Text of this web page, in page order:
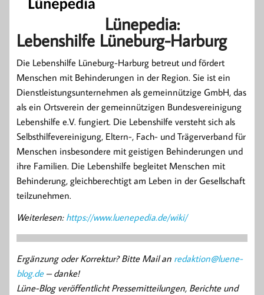
Lünepedia:
Lebenshilfe Lüneburg-Harburg
Die Lebenshilfe Lüneburg-Harburg betreut und fördert
Menschen mit Behinderungen in der Region. Sie ist ein
Dienstleistungsunternehmen als gemeinnützige GmbH, das
als ein Ortsverein der gemeinnützigen Bundesvereinigung
Lebenshilfe e.V. fungiert. Die Lebenshilfe versteht sich als
Selbsthilfevereinigung, Eltern-, Fach- und Trägerverband für
Menschen insbesondere mit geistigen Behinderungen und
ihre Familien. Die Lebenshilfe begleitet Menschen mit
Behinderung, gleichberechtigt am Leben in der Gesellschaft
teilzunehmen.
Weiterlesen: https://www.luenepedia.de/wiki/
Ergänzung oder Korrektur? Bitte Mail an redaktion@luene-
blog.de– danke!
Lüne-Blog veröffentlicht Pressemitteilungen, Berichte und